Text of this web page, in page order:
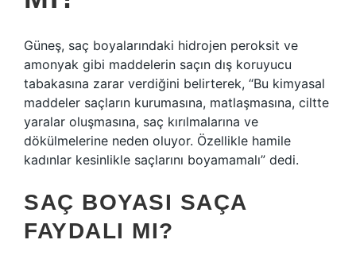
Güneş, saç boyalarındaki hidrojen peroksit ve
amonyak gibi maddelerin saçın dış koruyucu
tabakasına zarar verdiğini belirterek, “Bu kimyasal
maddeler saçların kurumasına, matlaşmasına, ciltte
yaralar oluşmasına, saç kırılmalarına ve
dökülmelerine neden oluyor. Özellikle hamile
kadınlar kesinlikle saçlarını boyamamalı” dedi.
SAÇ BOYASI SAÇA
FAYDALI MI?